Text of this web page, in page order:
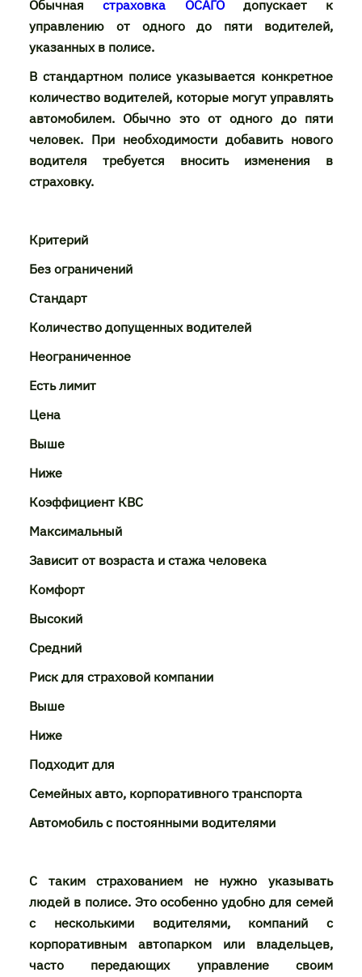
Обычнаястраховка ОСАГОдопускает к
управлению от одного до пяти водителей,
указанных в полисе.
В стандартном полисе указывается конкретное
количество водителей, которые могут управлять
автомобилем. Обычно это от одного до пяти
человек. При необходимости добавить нового
водителя требуется вносить изменения в
страховку.
Критерий
Без ограничений
Стандарт
Количество допущенных водителей
Неограниченное
Есть лимит
Цена
Выше
Ниже
Коэффициент КВС
Максимальный
Зависит от возраста и стажа человека
Комфорт
Высокий
Средний
Риск для страховой компании
Выше
Ниже
Подходит для
Семейных авто, корпоративного транспорта
Автомобиль с постоянными водителями
С таким страхованием не нужно указывать
людей в полисе. Это особенно удобно для семей
с несколькими водителями, компаний с
корпоративным автопарком или владельцев,
часто передающих управление своим